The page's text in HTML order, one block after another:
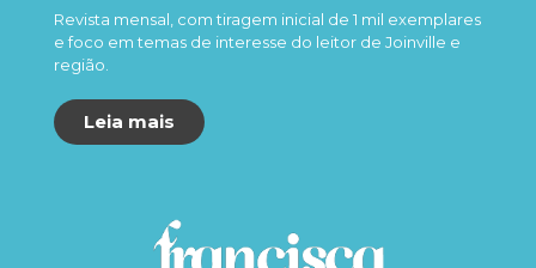
Revista mensal, com tiragem inicial de 1 mil exemplares
e foco em temas de interesse do leitor de Joinville e
região.
Leia mais